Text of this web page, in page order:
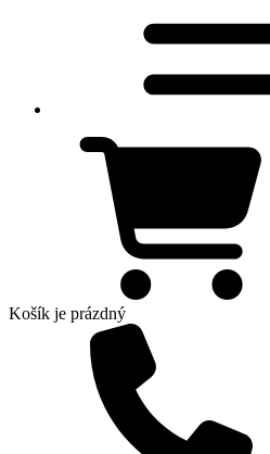
Košík je prázdný